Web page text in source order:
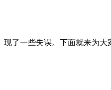
现了一些失误。下面就来为